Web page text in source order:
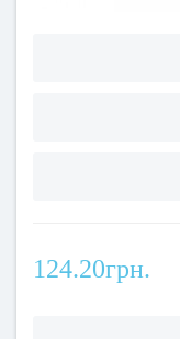
124.20грн.